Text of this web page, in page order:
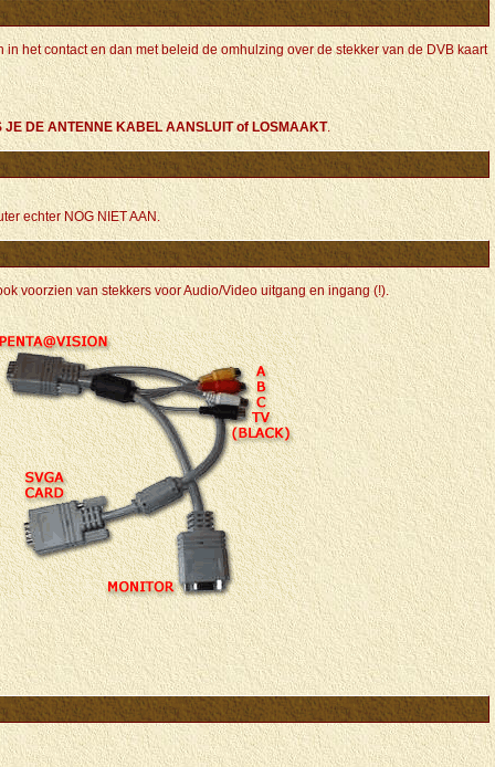
het contact en dan met beleid de omhulzing over de stekker van de DVB kaart
JE DE ANTENNE KABEL AANSLUIT of LOSMAAKT.
echter NOG NIET AAN.
voorzien van stekkers voor Audio/Video uitgang en ingang (!).